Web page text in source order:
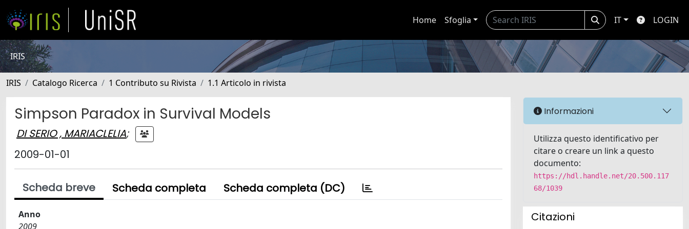
Home Sfoglia IT LOGIN
IRIS
IRIS Catalogo Ricerca 1 Contributo su Rivista 1.1 Articolo in rivista
Simpson Paradox in Survival Models
DI SERIO , MARIACLELIA;
2009-01-01
Scheda breve Scheda completa Scheda completa (DC)
Anno
2009
Informazioni
Utilizza questo identificativo per
citare o creare un link a questo
documento:
https://hdl.handle.net/20.500.117
68/1039
Citazioni